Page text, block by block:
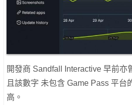
開發商 Sandfall Interactive 早前
且該數字 未包含 Game Pass 平
高。